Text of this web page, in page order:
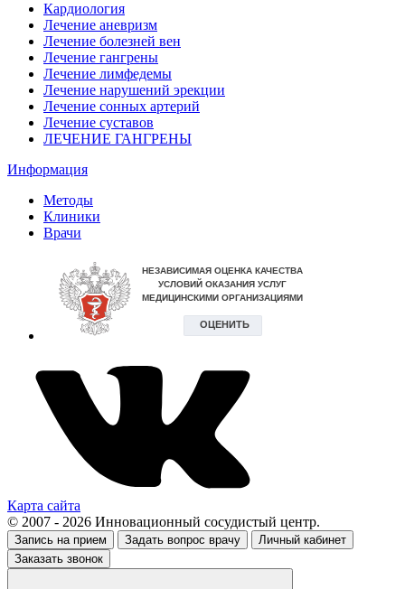
Кардиология
Лечение аневризм
Лечение болезней вен
Лечение гангрены
Лечение лимфедемы
Лечение нарушений эрекции
Лечение сонных артерий
Лечение суставов
ЛЕЧЕНИЕ ГАНГРЕНЫ
Информация
Методы
Клиники
Врачи
Карта сайта
© 2007 - 2026 Инновационный сосудистый центр.
Запись на прием Задать вопрос врачу
Личный кабинет
Заказать звонок